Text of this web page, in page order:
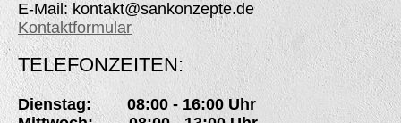
E-Mail: kontakt@sankonzepte.de
Kontaktformular
TELEFONZEITEN:
Dienstag: 08:00 - 16:00 Uhr